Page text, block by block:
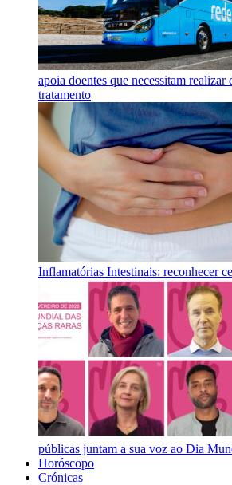
apoia doentes que necessitam realizar
tratamento
Inflamatórias Intestinais: reconhecer
públicas juntam a sua voz ao Dia
Horóscopo
Crónicas